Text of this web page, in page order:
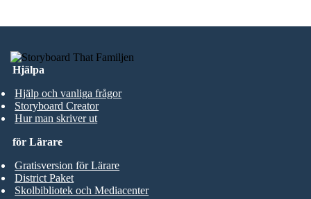
Hjälpa
Hjälp och vanliga frågor
Storyboard Creator
Hur man skriver ut
för Lärare
Gratisversion för Lärare
District Paket
Skolbibliotek och Mediacenter